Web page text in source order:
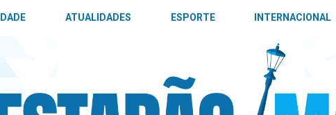
ATUALIDADES ESPORTE INTERNACIONAL